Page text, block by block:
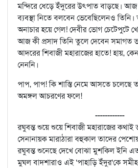
মন্দিরে ধেড়ে ইঁদুরের উৎপাত বাড়ছে। আজ
ব্যবস্থা নিতে বলবেন ভেবেছিলেনও
অনাচার হয়ে গেল! দেবীর ভোগ চেটেপুটে
আজ কী প্রসাদ তিনি তুলে দেবেন সমাগত
আদরের শিবাজী মহারাজের হাতে! হায়,
নেননি।
পাপ, পাপ! কি শাস্তি নেমে আসতে
অমঙ্গল আচরণের ফলে!
------------
রঘুবন্ত শুয়ে শুয়ে শিবাজী মহারাজের
সেনানায়ক মারাঠারা বহুকাল তাদের
রঘুবন্ত শুনেছে দেখে বোঝা মুশকিল ইনি
মুঘল বাদশারাও এই 'পাহাড়ি ইঁদুর'কে